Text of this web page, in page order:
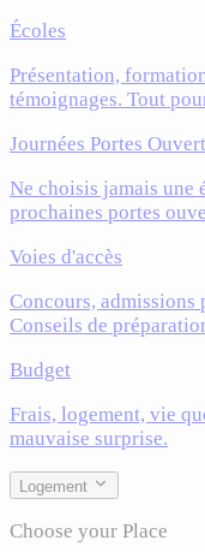
Écoles
Présentation,
témoignages. Tout
Journées Portes
Ne choisis jamais une
prochaines portes
Voies d'accès
Concours, admissions
Conseils de
Budget
Frais, logement, vie
mauvaise surprise.
Logement
Choose your Place